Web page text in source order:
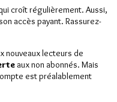
croît régulièrement. Aussi,
accès payant. Rassurez-
nouveaux lecteurs de
aux non abonnés. Mais
est préalablement